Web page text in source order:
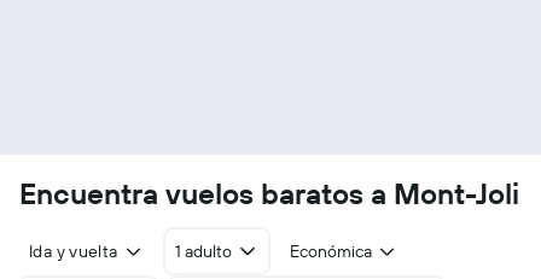
Encuentra vuelos baratos a Mont-Joli
Ida y vuelta 1 adulto Económica